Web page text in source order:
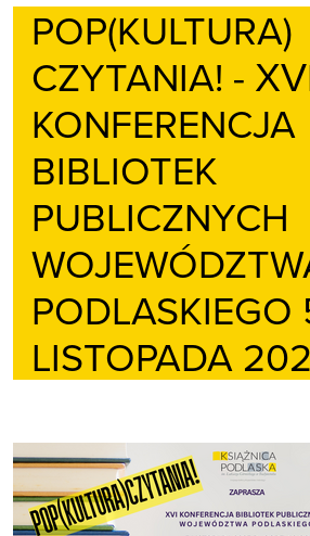
POP(KULTURA)
CZYTANIA! -
KONFERENCJA
BIBLIOTEK
PUBLICZNYCH
PODLASKIEGO
LISTOPADA